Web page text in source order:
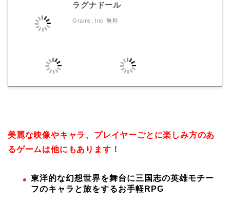
ラグナドール
Grams, Inc 無料
美麗な映像やキャラ、プレイヤーごとに楽しみ方のあ
るゲームは他にもあります！
東洋的な幻想世界を舞台に三国志の英雄モチー
フのキャラと旅をするお手軽RPG